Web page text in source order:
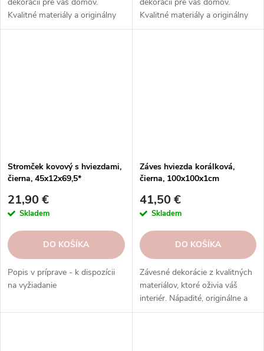
Kvalitné materiály a originálny
dizajn. Inšpirujte sa v našom e-
Kvalitné materiály a originálny
dizajn. Inšpirujte sa v našom e-
Stromček kovový s hviezdami,
čierna, 45x12x69,5*
21,90 €
Skladem
DO KOŠÍKA
Popis v príprave - k dispozícii
na vyžiadanie
Záves hviezda korálková,
čierna, 100x100x1cm
41,50 €
Skladem
DO KOŠÍKA
Závesné dekorácie z kvalitných
materiálov, ktoré oživia váš
interiér. Nápadité, originálne a
udržateľné. Skvelý darček a